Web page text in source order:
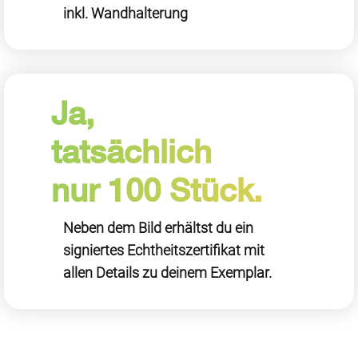
inkl. Wandhalterung
Ja,
tatsächlich
nur 100 Stück.
Neben dem Bild erhältst du ein
signiertes Echtheitszertifikat mit
allen Details zu deinem Exemplar.